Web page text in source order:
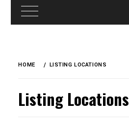
treści
HOME LISTING LOCATIONS
Listing Locations